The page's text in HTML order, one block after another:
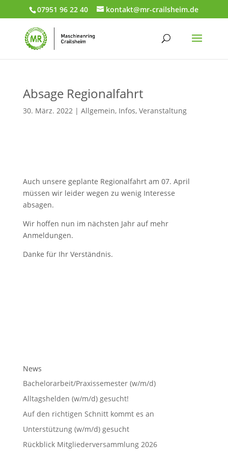
07951 96 22 40 kontakt@mr-crailsheim.de
Absage Regionalfahrt
30. März. 2022| Allgemein, Infos, Veranstaltung
Auch unsere geplante Regionalfahrt am 07. April
müssen wir leider wegen zu wenig Interesse
absagen.
Wir hoffen nun im nächsten Jahr auf mehr
Anmeldungen.
Danke für Ihr Verständnis.
News
Bachelorarbeit/Praxissemester (w/m/d)
Alltagshelden (w/m/d) gesucht!
Auf den richtigen Schnitt kommt es an
Unterstützung (w/m/d) gesucht
Rückblick Mitgliederversammlung 2026